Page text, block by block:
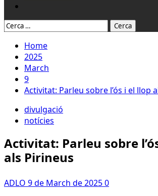
Buscar:
Home
2025
March
9
Activitat: Parleu sobre l’ós i el llop
divulgació
notícies
Activitat: Parleu sobre
als Pirineus
ADLO 9 de March de 20250